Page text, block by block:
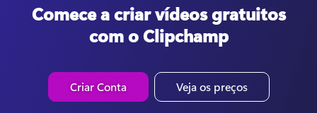
Comece a criar vídeos gratuitos
com o Clipchamp
Criar Conta Veja os preços